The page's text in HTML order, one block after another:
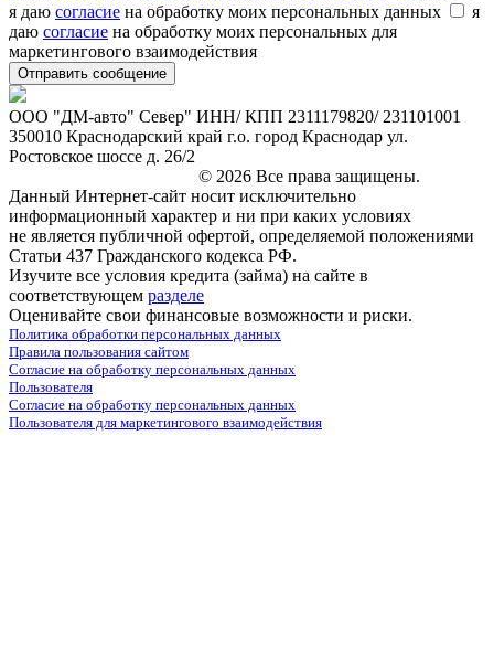
я даю согласие на обработку моих персональных данных
я
даю согласие на обработку моих персональных для
маркетингового взаимодействия
ООО "ДМ-авто" Север" ИНН/ КПП 2311179820/ 231101001
350010 Краснодарский край г.о. город Краснодар ул.
Ростовское шоссе д. 26/2
© 2026 Все права защищены.
Данный Интернет-сайт носит исключительно
информационный характер и ни при каких условиях
не является публичной офертой, определяемой положениями
Статьи 437 Гражданского кодекса РФ.
Изучите все условия кредита (займа) на сайте в
соответствующем разделе
Оценивайте свои финансовые возможности и риски.
Политика обработки персональных данных
Правила пользования сайтом
Согласие на обработку персональных данных
Пользователя
Согласие на обработку персональных данных
Пользователя для маркетингового взаимодействия